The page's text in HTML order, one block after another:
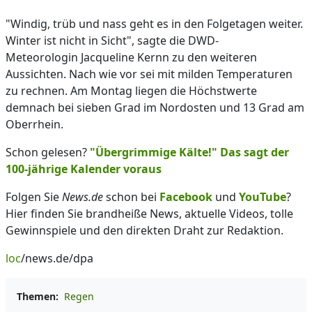
"Windig, trüb und nass geht es in den Folgetagen weiter.
Winter ist nicht in Sicht", sagte die DWD-
Meteorologin Jacqueline Kernn zu den weiteren
Aussichten. Nach wie vor sei mit milden Temperaturen
zu rechnen. Am Montag liegen die Höchstwerte
demnach bei sieben Grad im Nordosten und 13 Grad am
Oberrhein.
Schon gelesen? "Übergrimmige Kälte!" Das sagt der
100-jährige Kalender voraus
Folgen SieNews.deschon bei Facebook und YouTube?
Hier finden Sie brandheiße News, aktuelle Videos, tolle
Gewinnspiele und den direkten Draht zur Redaktion.
loc/news.de/dpa
Themen: Regen